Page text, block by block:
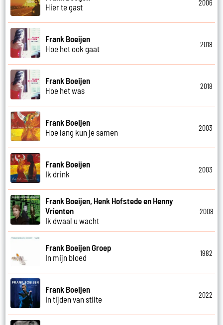
Hier te gast
2006
Frank Boeijen
Hoe het ook gaat
2018
Frank Boeijen
Hoe het was
2018
Frank Boeijen
Hoe lang kun je samen
2003
Frank Boeijen
Ik drink
2003
Frank Boeijen, Henk Hofstede en Henny
Vrienten
Ik dwaal u wacht
2008
Frank Boeijen Groep
In mijn bloed
1982
Frank Boeijen
In tijden van stilte
2022